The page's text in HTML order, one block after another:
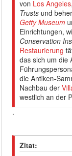
von Los Angeles,
Trusts und
Getty Museum
Einrichtungen,
Conservation
Restaurierung
das sich um die
die Antiken-
Nachbau der
westlich an der
.
Zitat: